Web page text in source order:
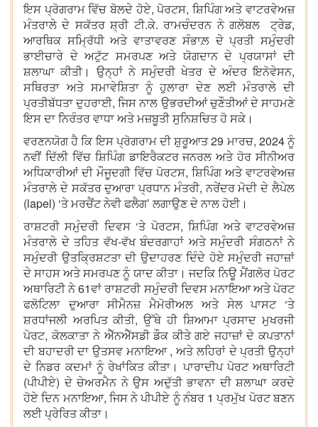
ਇਸ ਪ੍ਰੋਗਰਾਮ ਵਿੱਚ ਬੋਲਦੇ ਹੋਏ, ਪੋਰਟਸ, ਸ਼ਿਪਿੰਗ ਅਤੇ ਵਾਟਰਵੇਅਜ਼
ਮੰਤਰਾਲੇ ਦੇ ਸਕੱਤਰ ਸ਼੍ਰੀ ਟੀ.ਕੇ. ਰਾਮਚੰਦਰਨ ਨੇ ਗਲੋਬਲ ਟ੍ਰੇਡ,
ਆਰਥਿਕ ਸਮ੍ਰਿੱਧੀ ਅਤੇ ਵਾਤਾਵਰਣ ਸੰਭਾਲ਼ ਦੇ ਪ੍ਰਤੀ ਸਮੁੰਦਰੀ
ਭਾਈਚਾਰੇ ਦੇ ਅਟੁੱਟ ਸਮਰਪਣ ਅਤੇ ਯੋਗਦਾਨ ਦੇ ਪ੍ਰਯਾਸਾਂ ਦੀ
ਸ਼ਲਾਘਾ ਕੀਤੀ। ਉਨ੍ਹਾਂ ਨੇ ਸਮੁੰਦਰੀ ਖੇਤਰ ਦੇ ਅੰਦਰ ਇਨੋਵੇਸਨ,
ਸਥਿਰਤਾ ਅਤੇ ਸਮਾਵੇਸ਼ਿਤਾ ਨੂੰ ਹੁਲਾਰਾ ਦੇਣ ਲਈ ਮੰਤਰਾਲੇ ਦੀ
ਪ੍ਰਤੀਬੱਧਤਾ ਦੁਹਰਾਈ, ਜਿਸ ਨਾਲ ਉਭਰਦੀਆਂ ਚੁਣੌਤੀਆਂ ਦੇ ਸਾਹਮਣੇ
ਇਸ ਦਾ ਨਿਰੰਤਰ ਵਾਧਾ ਅਤੇ ਮਜ਼ਬੂਤੀ ਸੁਨਿਸ਼ਚਿਤ ਹੋ ਸਕੇ।
ਵਰਣਨਯੋਗ ਹੈ ਕਿ ਇਸ ਪ੍ਰੋਗਰਾਮ ਦੀ ਸ਼ੁਰੂਆਤ 29 ਮਾਰਚ, 2024 ਨੂੰ
ਨਵੀਂ ਦਿੱਲੀ ਵਿੱਚ ਸ਼ਿਪਿੰਗ ਡਾਇਰੈਕਟਰ ਜਨਰਲ ਅਤੇ ਹੋਰ ਸੀਨੀਅਰ
ਅਧਿਕਾਰੀਆਂ ਦੀ ਮੌਜੂਦਗੀ ਵਿੱਚ ਪੋਰਟਸ, ਸ਼ਿਪਿੰਗ ਅਤੇ ਵਾਟਰਵੇਅਜ਼
ਮੰਤਰਾਲੇ ਦੇ ਸਕੱਤਰ ਦੁਆਰਾ ਪ੍ਰਧਾਨ ਮੰਤਰੀ, ਨਰੇਂਦਰ ਮੋਦੀ ਦੇ ਲੈਪੇਲ
(lapel) ‘ਤੇ ਮਰਚੈਂਟ ਨੇਵੀ ਫਲੈਗ’ ਲਗਾਉਣ ਦੇ ਨਾਲ ਹੋਈ।
ਰਾਸ਼ਟਰੀ ਸਮੁੰਦਰੀ ਦਿਵਸ ‘ਤੇ ਪੋਰਟਸ, ਸ਼ਿਪਿੰਗ ਅਤੇ ਵਾਟਰਵੇਅਜ਼
ਮੰਤਰਾਲੇ ਦੇ ਤਹਿਤ ਵੱਖ-ਵੱਖ ਬੰਦਰਗਾਹਾਂ ਅਤੇ ਸਮੁੰਦਰੀ ਸੰਗਠਨਾਂ ਨੇ
ਸਮੁੰਦਰੀ ਉਤਕ੍ਰਿਸ਼ਟਤਾ ਦੀ ਉਦਾਹਰਣ ਦਿੰਦੇ ਹੋਏ ਸਮੁੰਦਰੀ ਜਹਾਜ਼ਾਂ
ਦੇ ਸਾਹਸ ਅਤੇ ਸਮਰਪਣ ਨੂੰ ਯਾਦ ਕੀਤਾ। ਜਦਕਿ ਨਿਊ ਮੈਂਗਲੋਰ ਪੋਰਟ
ਅਥਾਰਿਟੀ ਨੇ 61ਵਾਂ ਰਾਸ਼ਟਰੀ ਸਮੁੰਦਰੀ ਦਿਵਸ ਮਨਾਇਆ ਅਤੇ ਪੋਰਟ
ਫਲੋਟਿਲਾ ਦੁਆਰਾ ਸੀਮੈਨਜ਼ ਮੈਮੋਰੀਅਲ ਅਤੇ ਸੇਲ ਪਾਸਟ ‘ਤੇ
ਸ਼ਰਧਾਂਜਲੀ ਅਰਪਿਤ ਕੀਤੀ, ਉੱਥੇ ਹੀ ਸ਼ਿਆਮਾ ਪ੍ਰਸਾਦ ਮੁਖਰਜੀ
ਪੋਰਟ, ਕੋਲਕਾਤਾ ਨੇ ਐੱਨਐੱਸਡੀ ਡੌਕ ਕੀਤੇ ਗਏ ਜਹਾਜ਼ਾਂ ਦੇ ਕਪਤਾਨਾਂ
ਦੀ ਬਹਾਦਰੀ ਦਾ ਉਤਸਵ ਮਨਾਇਆ , ਅਤੇ ਲਹਿਰਾਂ ਦੇ ਪ੍ਰਤੀ ਉਨ੍ਹਾਂ
ਦੇ ਨਿਡਰ ਕਦਮਾਂ ਨੂੰ ਰੇਖਾਂਕਿਤ ਕੀਤਾ। ਪਾਰਾਦੀਪ ਪੋਰਟ ਅਥਾਰਿਟੀ
(ਪੀਪੀਏ) ਦੇ ਚੇਅਰਮੈਨ ਨੇ ਉਸ ਅਦੁੱਤੀ ਭਾਵਨਾ ਦੀ ਸ਼ਲਾਘਾ ਕਰਦੇ
ਹੋਏ ਦਿਨ ਮਨਾਇਆ, ਜਿਸ ਨੇ ਪੀਪੀਏ ਨੂੰ ਨੰਬਰ 1 ਪ੍ਰਮੁੱਖ ਪੋਰਟ ਬਣਨ
ਲਈ ਪ੍ਰੇਰਿਤ ਕੀਤਾ।